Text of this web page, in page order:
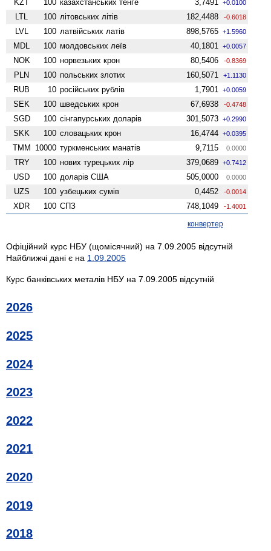
KZT 100 казахстанських тенге 3,7491 +0.0100
LTL 100 літовських літів 182,4488 -0.6018
LVL 100 латвійських латів 898,5765 +1.5960
MDL 100 молдовських леїв 40,1801 +0.0057
NOK 100 норвезьких крон 80,5406 -0.8369
PLN 100 польських злотих 160,5071 +1.1130
RUB 10 російських рублів 1,7901 +0.0059
SEK 100 шведських крон 67,6938 -0.4748
SGD 100 сінгапурських доларів 301,5073 +0.2990
SKK 100 словацьких крон 16,4744 +0.0395
TMM 10000 туркменських манатів 9,7115 0.0000
TRY 100 нових турецьких лір 379,0689 +0.7412
USD 100 доларів США 505,0000 0.0000
UZS 100 узбецьких сумів 0,4452 -0.0014
XDR 100 СПЗ 748,1049 -1.4001
конвертер
Офіційний курс НБУ (щомісячний) на 7.09.2005 відсутній
Найближчі дані є на 1.09.2005
Курс банківських металів НБУ на 7.09.2005 відсутній
2026
2025
2024
2023
2022
2021
2020
2019
2018